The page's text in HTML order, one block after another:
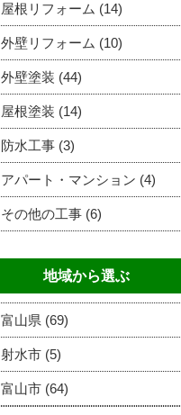
屋根リフォーム (14)
外壁リフォーム (10)
外壁塗装 (44)
屋根塗装 (14)
防水工事 (3)
アパート・マンション (4)
その他の工事 (6)
地域から選ぶ
富山県 (69)
射水市 (5)
富山市 (64)